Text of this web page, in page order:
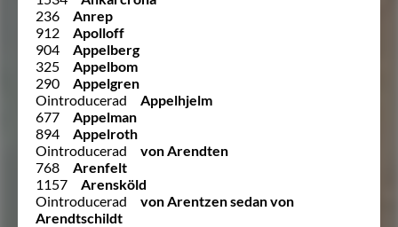
236
Anrep
912
Apolloff
904
Appelberg
325
Appelbom
290
Appelgren
Ointroducerad
Appelhjelm
677
Appelman
894
Appelroth
Ointroducerad
von Arendten
768
Arenfelt
1157
Arensköld
Ointroducerad
von Arentzen sedan von
Arendtschildt